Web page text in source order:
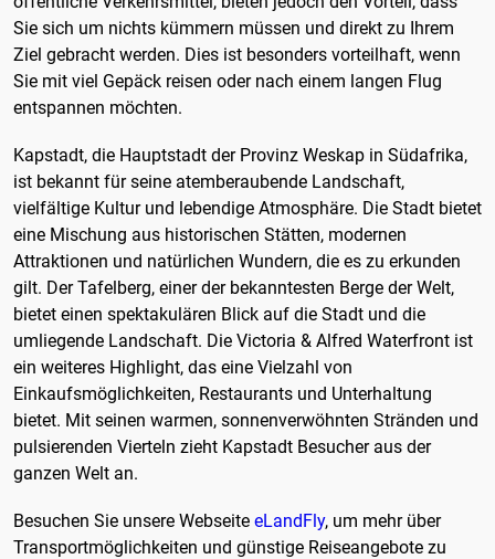
Sie sich um nichts kümmern müssen und direkt zu Ihrem
Ziel gebracht werden. Dies ist besonders vorteilhaft, wenn
Sie mit viel Gepäck reisen oder nach einem langen Flug
entspannen möchten.
Kapstadt, die Hauptstadt der Provinz Weskap in Südafrika,
ist bekannt für seine atemberaubende Landschaft,
vielfältige Kultur und lebendige Atmosphäre. Die Stadt bietet
eine Mischung aus historischen Stätten, modernen
Attraktionen und natürlichen Wundern, die es zu erkunden
gilt. Der Tafelberg, einer der bekanntesten Berge der Welt,
bietet einen spektakulären Blick auf die Stadt und die
umliegende Landschaft. Die Victoria & Alfred Waterfront ist
ein weiteres Highlight, das eine Vielzahl von
Einkaufsmöglichkeiten, Restaurants und Unterhaltung
bietet. Mit seinen warmen, sonnenverwöhnten Stränden und
pulsierenden Vierteln zieht Kapstadt Besucher aus der
ganzen Welt an.
Besuchen Sie unsere Webseite eLandFly, um mehr über
Transportmöglichkeiten und günstige Reiseangebote zu